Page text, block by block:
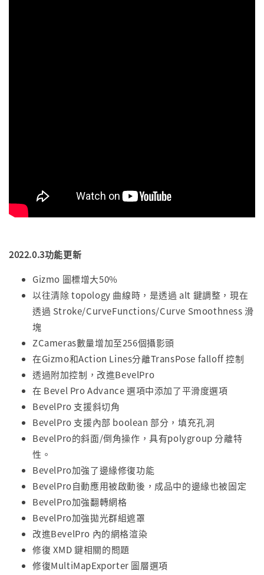
2022.0.3功能更新
Gizmo 圖標增大50%
以往清除 topology 曲線時，是透過 alt 鍵調整，現在
透過 Stroke/CurveFunctions/Curve Smoothness 滑
塊
ZCameras數量增加至256個攝影頭
在Gizmo和Action Lines分離TransPose falloff 控制
透過附加控制，改進BevelPro
在 Bevel Pro Advance 選項中添加了平滑度選項
BevelPro 支援斜切角
BevelPro 支援內部 boolean 部分，填充孔洞
BevelPro的斜面/倒角操作，具有polygroup 分離特
性。
BevelPro加強了邊緣修復功能
BevelPro自動應用被啟動後，成品中的邊緣也被固定
BevelPro加強翻轉網格
BevelPro加強拋光群組遮罩
改進BevelPro 內的網格渲染
修復 XMD 鍵相關的問題
修復MultiMapExporter 圖層選項